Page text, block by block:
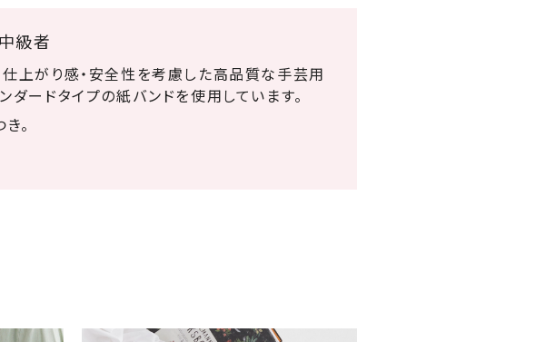
級者
上がり感・安全性を考慮した高品質な手芸用
ダードタイプの紙バンドを使用しています。
。